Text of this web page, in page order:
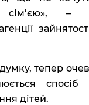
–
тепер
дітей.